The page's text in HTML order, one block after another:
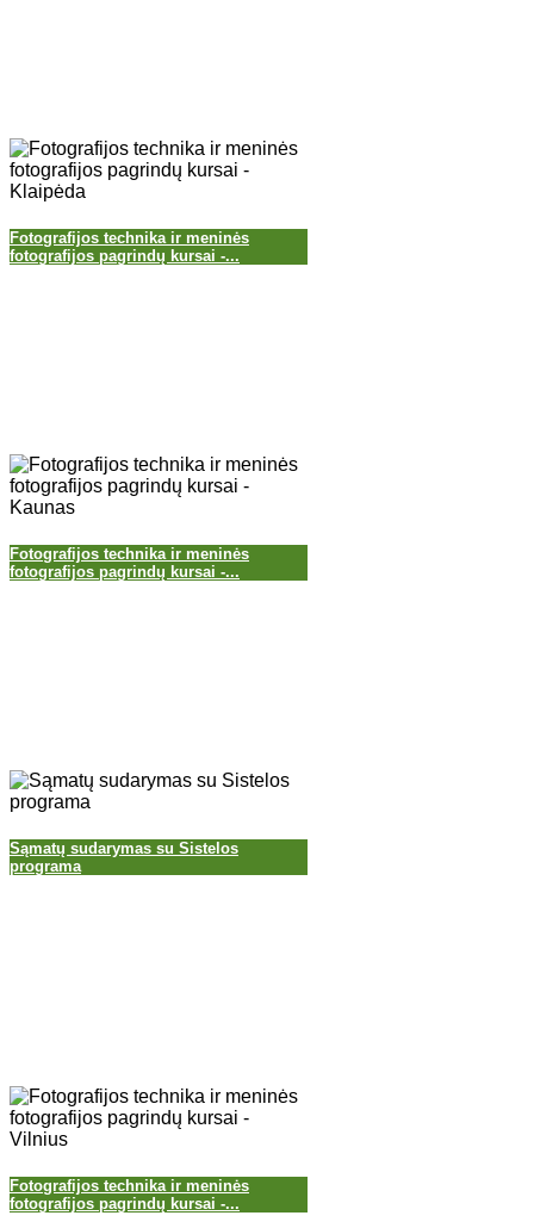
Fotografijos technika ir meninės
fotografijos pagrindų kursai -...
Fotografijos technika ir meninės
fotografijos pagrindų kursai -...
Sąmatų sudarymas su Sistelos
programa
Fotografijos technika ir meninės
fotografijos pagrindų kursai -...